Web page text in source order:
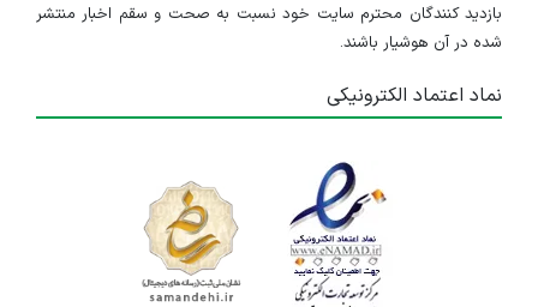
بازدید کنندگان محترم سایت خود نسبت به صحت و سقم اخبار منتشر
شده در آن هوشیار باشند.
نماد اعتماد الکترونیکی